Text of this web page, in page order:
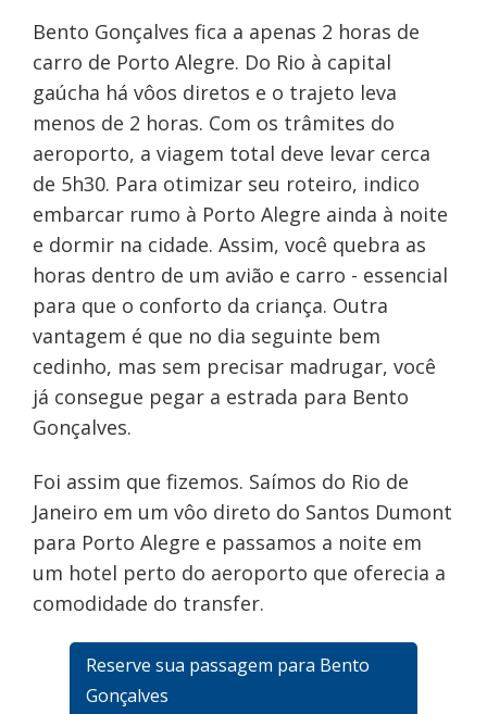
Bento Gonçalves fica a apenas 2 horas de
carro de Porto Alegre. Do Rio à capital
gaúcha há vôos diretos e o trajeto leva
menos de 2 horas. Com os trâmites do
aeroporto, a viagem total deve levar cerca
de 5h30. Para otimizar seu roteiro, indico
embarcar rumo à Porto Alegre ainda à noite
e dormir na cidade. Assim, você quebra as
horas dentro de um avião e carro - essencial
para que o conforto da criança. Outra
vantagem é que no dia seguinte bem
cedinho, mas sem precisar madrugar, você
já consegue pegar a estrada para Bento
Gonçalves.
Foi assim que fizemos. Saímos do Rio de
Janeiro em um vôo direto do Santos Dumont
para Porto Alegre e passamos a noite em
um hotel perto do aeroporto que oferecia a
comodidade do transfer.
Reserve sua passagem para Bento
Gonçalves